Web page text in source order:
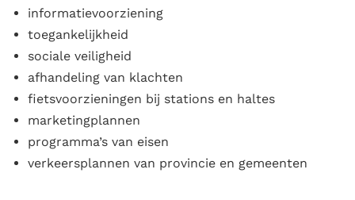
informatievoorziening
toegankelijkheid
sociale veiligheid
afhandeling van klachten
fietsvoorzieningen bij stations en haltes
marketingplannen
programma’s van eisen
verkeersplannen van provincie en gemeenten